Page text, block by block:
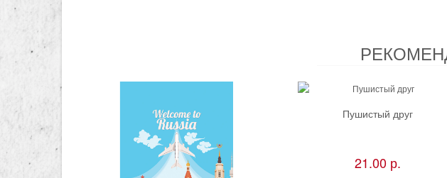
Пушистый друг
21.00 р.